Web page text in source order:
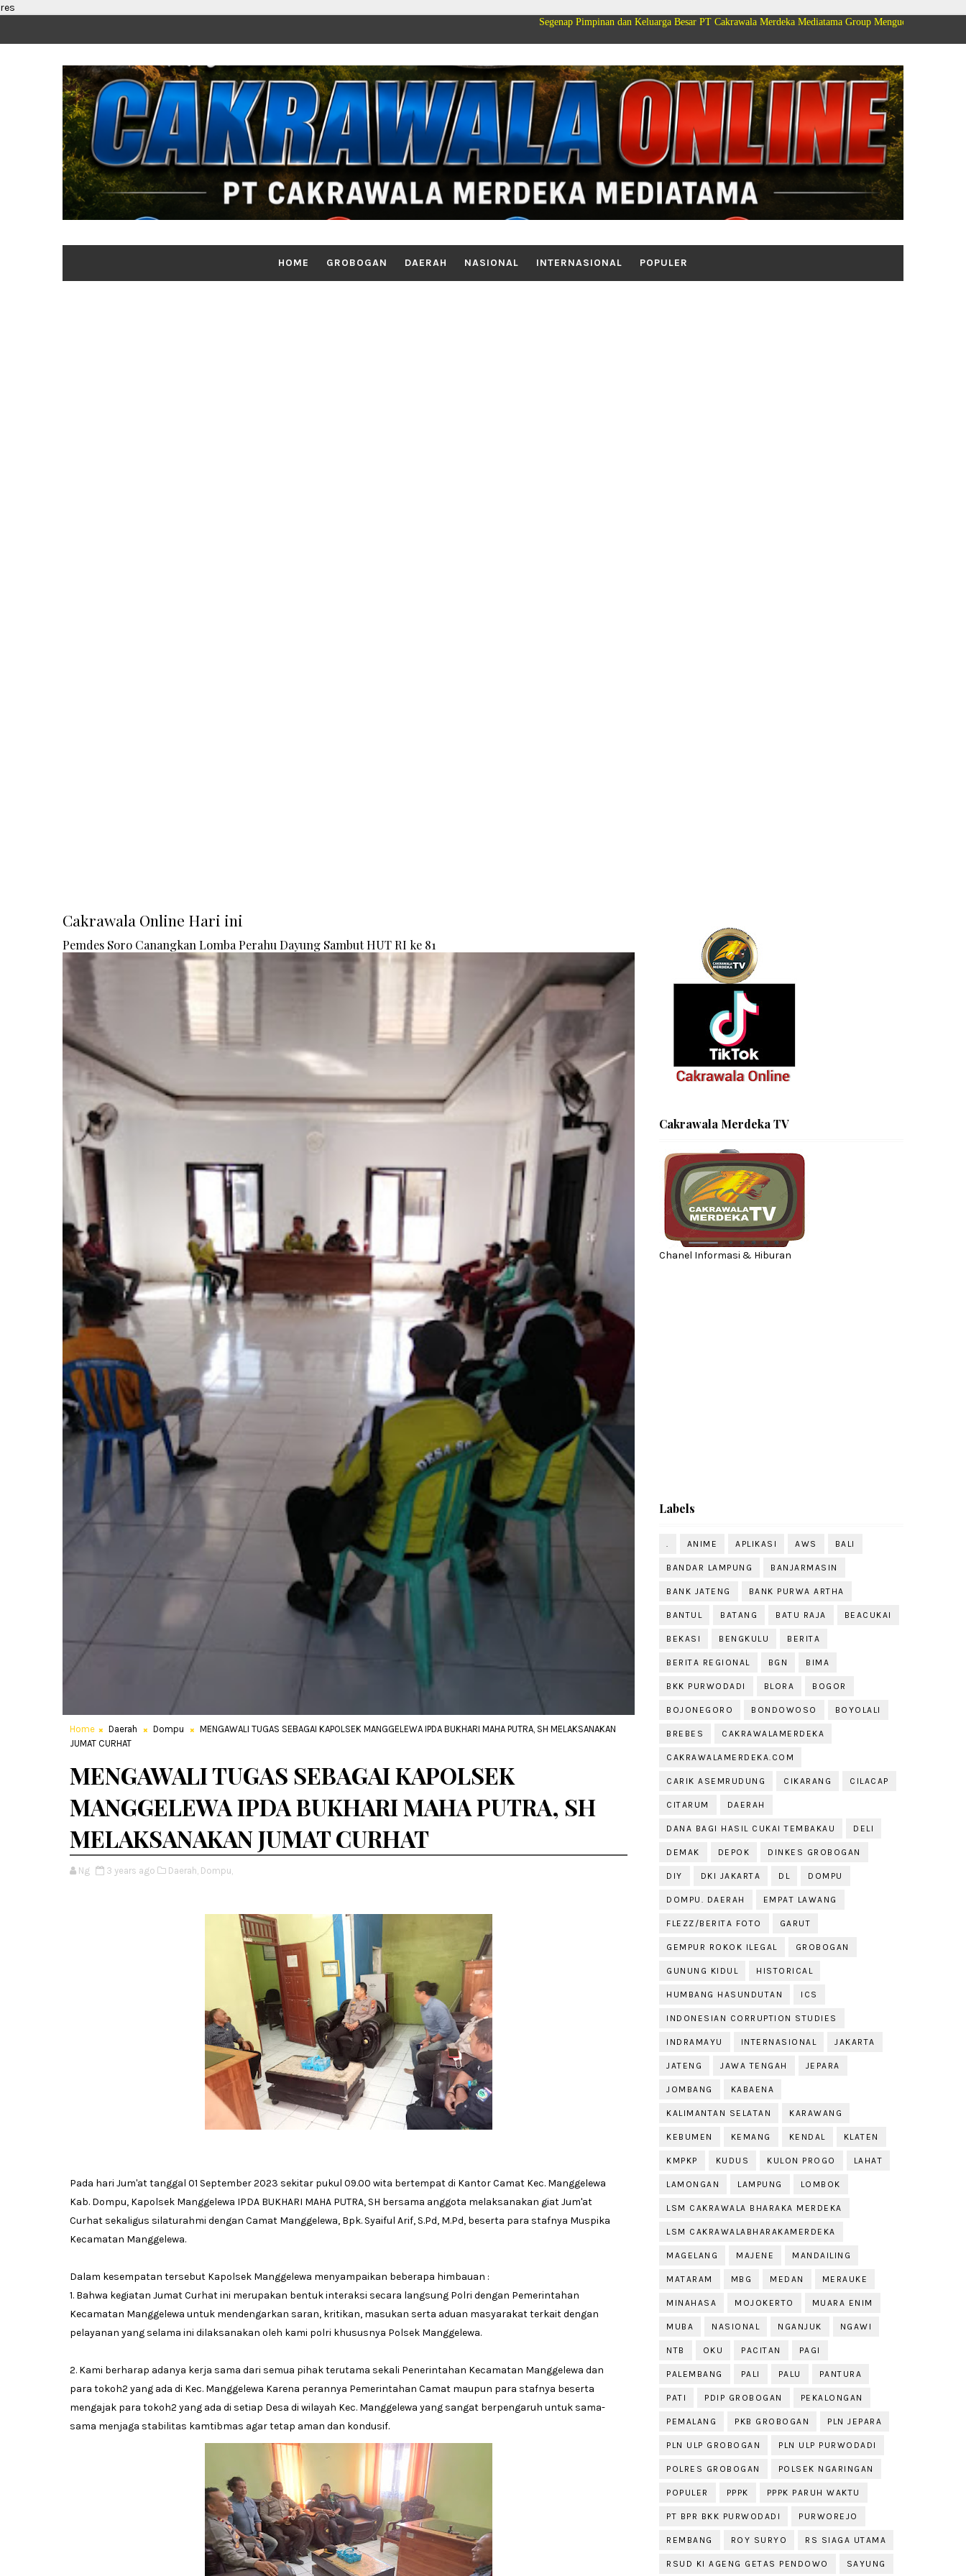
res
Segenap Pimpinan dan Keluarga Besar PT Cakrawala Merdeka Mediatama Group Mengucapkan Selamat Dirgahayu
HOME GROBOGAN DAERAH NASIONAL INTERNASIONAL POPULER
Cakrawala Online Hari ini
Pemdes Soro Canangkan Lomba Perahu Dayung Sambut HUT RI ke 81
Home Daerah Dompu
MENGAWALI TUGAS SEBAGAI KAPOLSEK MANGGELEWA IPDA BUKHARI MAHA PUTRA, SH MELAKSANAKAN
JUMAT CURHAT
MENGAWALI TUGAS SEBAGAI KAPOLSEK
MANGGELEWA IPDA BUKHARI MAHA PUTRA, SH
MELAKSANAKAN JUMAT CURHAT
Ng 3 years ago Daerah, Dompu,
Pada hari Jum'at tanggal 01 September 2023 sekitar pukul 09.00 wita bertempat di Kantor Camat Kec. Manggelewa
Kab. Dompu, Kapolsek Manggelewa IPDA BUKHARI MAHA PUTRA, SH bersama anggota melaksanakan giat Jum'at
Curhat sekaligus silaturahmi dengan Camat Manggelewa, Bpk. Syaiful Arif, S.Pd, M.Pd, beserta para stafnya Muspika
Kecamatan Manggelewa.
Dalam kesempatan tersebut Kapolsek Manggelewa menyampaikan beberapa himbauan :
1. Bahwa kegiatan Jumat Curhat ini merupakan bentuk interaksi secara langsung Polri dengan Pemerintahan
Kecamatan Manggelewa untuk mendengarkan saran, kritikan, masukan serta aduan masyarakat terkait dengan
pelayanan yang selama ini dilaksanakan oleh kami polri khususnya Polsek Manggelewa.
2. Kami berharap adanya kerja sama dari semua pihak terutama sekali Penerintahan Kecamatan Manggelewa dan
para tokoh2 yang ada di Kec. Manggelewa Karena perannya Pemerintahan Camat maupun para stafnya beserta
mengajak para tokoh2 yang ada di setiap Desa di wilayah Kec. Manggelewa yang sangat berpengaruh untuk sama-
sama menjaga stabilitas kamtibmas agar tetap aman dan kondusif.
Cakrawala Merdeka TV
Chanel Informasi & Hiburan
Labels
. ANIME APLIKASI AWS BALI
BANDAR LAMPUNG BANJARMASIN
BANK JATENG BANK PURWA ARTHA
BANTUL BATANG BATU RAJA BEACUKAI
BEKASI BENGKULU BERITA
BERITA REGIONAL BGN BIMA
BKK PURWODADI BLORA BOGOR
BOJONEGORO BONDOWOSO BOYOLALI
BREBES CAKRAWALAMERDEKA
CAKRAWALAMERDEKA.COM
CARIK ASEMRUDUNG CIKARANG CILACAP
CITARUM DAERAH
DANA BAGI HASIL CUKAI TEMBAKAU DELI
DEMAK DEPOK DINKES GROBOGAN
DIY DKI JAKARTA DL DOMPU
DOMPU. DAERAH EMPAT LAWANG
FLEZZ/BERITA FOTO GARUT
GEMPUR ROKOK ILEGAL GROBOGAN
GUNUNG KIDUL HISTORICAL
HUMBANG HASUNDUTAN ICS
INDONESIAN CORRUPTION STUDIES
INDRAMAYU INTERNASIONAL JAKARTA
JATENG JAWA TENGAH JEPARA
JOMBANG KABAENA
KALIMANTAN SELATAN KARAWANG
KEBUMEN KEMANG KENDAL KLATEN
KMPKP KUDUS KULON PROGO LAHAT
LAMONGAN LAMPUNG LOMBOK
LSM CAKRAWALA BHARAKA MERDEKA
LSM CAKRAWALABHARAKAMERDEKA
MAGELANG MAJENE MANDAILING
MATARAM MBG MEDAN MERAUKE
MINAHASA MOJOKERTO MUARA ENIM
MUBA NASIONAL NGANJUK NGAWI
NTB OKU PACITAN PAGI
PALEMBANG PALI PALU PANTURA
PATI PDIP GROBOGAN PEKALONGAN
PEMALANG PKB GROBOGAN PLN JEPARA
PLN ULP GROBOGAN PLN ULP PURWODADI
POLRES GROBOGAN POLSEK NGARINGAN
POPULER PPPK PPPK PARUH WAKTU
PT BPR BKK PURWODADI PURWOREJO
REMBANG ROY SURYO RS SIAGA UTAMA
RSUD KI AGENG GETAS PENDOWO SAYUNG